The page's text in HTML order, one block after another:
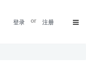
登录 or 注册